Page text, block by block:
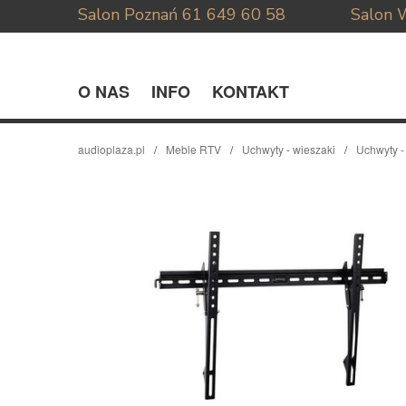
Salon Poznań 61 649 60 58 Salon
O NAS INFO KONTAKT
audioplaza.pl Meble RTV Uchwyty - wieszaki Uchwyty